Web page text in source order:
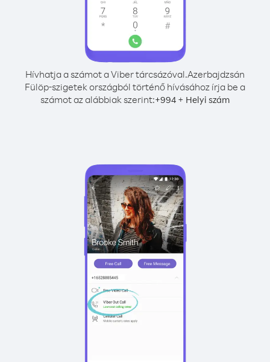
Hívhatja a számot a Viber tárcsázóval.Azerbajdzsán
Fülöp-szigetek országból történő hívásához írja be a
számot az alábbiak szerint:+994 + Helyi szám